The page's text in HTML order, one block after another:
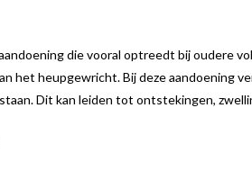
die vooral optreedt bij oudere
het heupgewricht. Bij deze aandoening
Dit kan leiden tot ontstekingen,